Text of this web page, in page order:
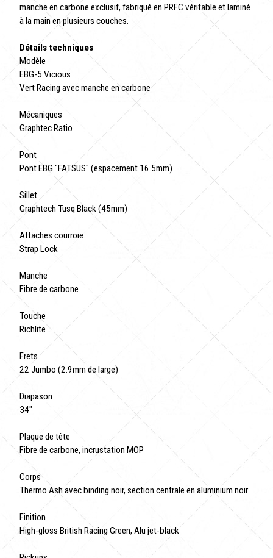
manche en carbone exclusif, fabriqué en PRFC véritable et laminé
à la main en plusieurs couches.
Détails techniques
Modèle
EBG-5 Vicious
Vert Racing avec manche en carbone
Mécaniques
Graphtec Ratio
Pont
Pont EBG "FATSUS" (espacement 16.5mm)
Sillet
Graphtech Tusq Black (45mm)
Attaches courroie
Strap Lock
Manche
Fibre de carbone
Touche
Richlite
Frets
22 Jumbo (2.9mm de large)
Diapason
34"
Plaque de tête
Fibre de carbone, incrustation MOP
Corps
Thermo Ash avec binding noir, section centrale en aluminium noir
Finition
High-gloss British Racing Green, Alu jet-black